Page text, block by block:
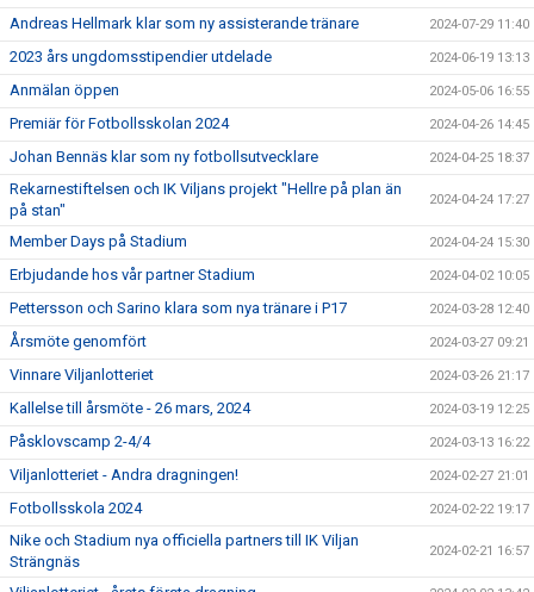
Andreas Hellmark klar som ny assisterande tränare 2024-07-29 11:40
2023 års ungdomsstipendier utdelade 2024-06-19 13:13
Anmälan öppen 2024-05-06 16:55
Premiär för Fotbollsskolan 2024 2024-04-26 14:45
Johan Bennäs klar som ny fotbollsutvecklare 2024-04-25 18:37
Rekarnestiftelsen och IK Viljans projekt "Hellre på plan än
på stan"
2024-04-24 17:27
Member Days på Stadium 2024-04-24 15:30
Erbjudande hos vår partner Stadium 2024-04-02 10:05
Pettersson och Sarino klara som nya tränare i P17 2024-03-28 12:40
Årsmöte genomfört 2024-03-27 09:21
Vinnare Viljanlotteriet 2024-03-26 21:17
Kallelse till årsmöte - 26 mars, 2024 2024-03-19 12:25
Påsklovscamp 2-4/4 2024-03-13 16:22
Viljanlotteriet - Andra dragningen! 2024-02-27 21:01
Fotbollsskola 2024 2024-02-22 19:17
Nike och Stadium nya officiella partners till IK Viljan
Strängnäs
2024-02-21 16:57